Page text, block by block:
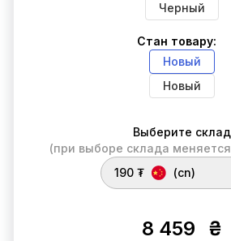
Черный
Стан товару:
Новый
Новый
Выберите склад
(при выборе склада
190 ₮
(cn)
8 459 ₴